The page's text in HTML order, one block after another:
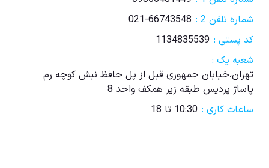
شماره تلفن 2 :
021-66743548
کد پستی : 1134835539
شعبه یک :
تهران،خیابان جمهوری قبل از پل حافظ نبش کوچه رم
پاساژ پردیس طبقه زیر همکف واحد 8
ساعات کاری : 10:30 تا 18